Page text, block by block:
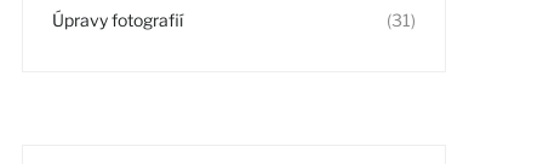
Úpravy fotografií
(31)